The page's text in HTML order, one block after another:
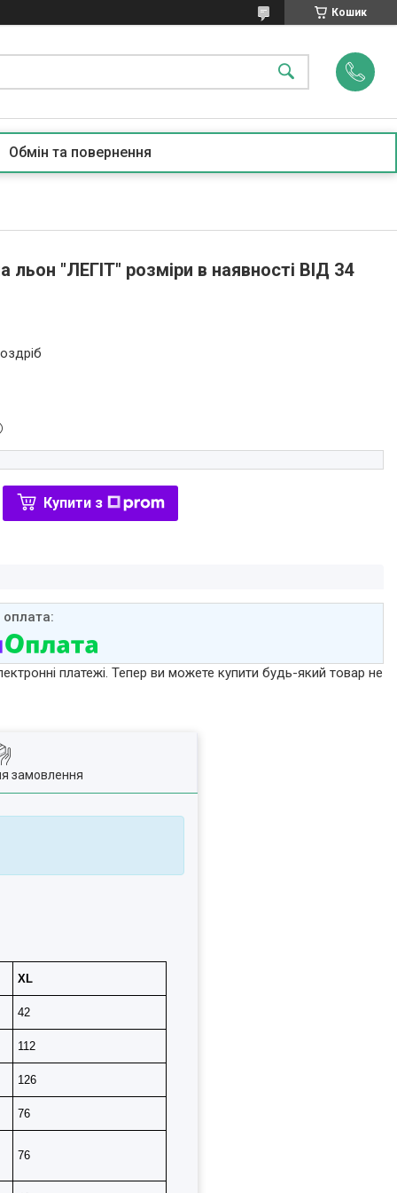
Кошик
Обмін та повернення
льон "ЛЕГІТ" розміри в наявності ВІД 34
Купити з
платежі. Тепер ви можете купити будь-який товар не
замовлення
XL
42
112
126
76
76